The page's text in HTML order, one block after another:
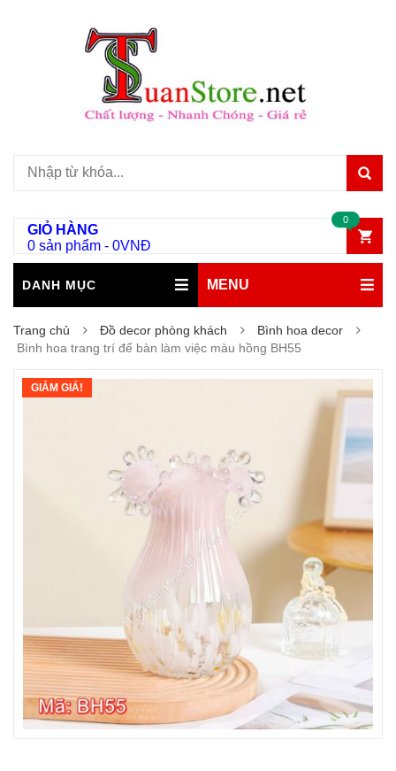
GIỎ HÀNG
0 sản phẩm - 0VNĐ
0
DANH MỤC MENU
Trang chủ Đồ decor phòng khách
Bình hoa decor
Bình hoa trang trí để bàn làm việc màu hồng BH55
GIẢM GIÁ!